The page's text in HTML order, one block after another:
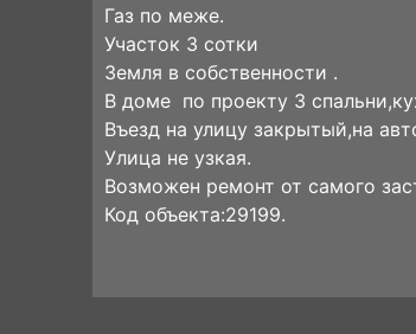
Газ по меже.
Участок 3 сотки
Земля в собственности .
В доме по проекту 3
Въезд на улицу закрытый,на
Улица не узкая.
Возможен ремонт от самого
Код объекта:29199.